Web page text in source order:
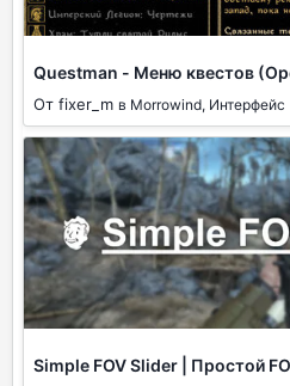
Questman - Меню квестов
От fixer_m в Morrowind, Интерфейс
Simple FOV Slider | Простой